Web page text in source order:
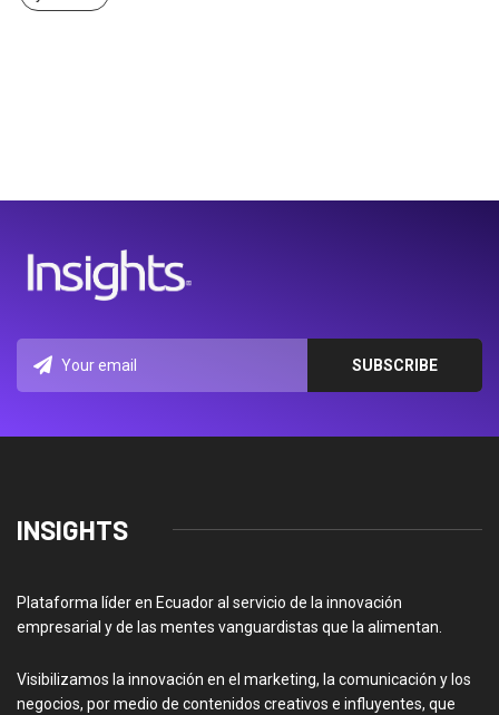
INSIGHTS
Plataforma líder en Ecuador al servicio de la innovación
empresarial y de las mentes vanguardistas que la alimentan.
Visibilizamos la innovación en el marketing, la comunicación y los
negocios, por medio de contenidos creativos e influyentes, que